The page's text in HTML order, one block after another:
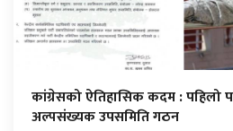
कांग्रेसको ऐतिहासिक कदम : पहिलो
अल्पसंख्यक उपसमिति गठन